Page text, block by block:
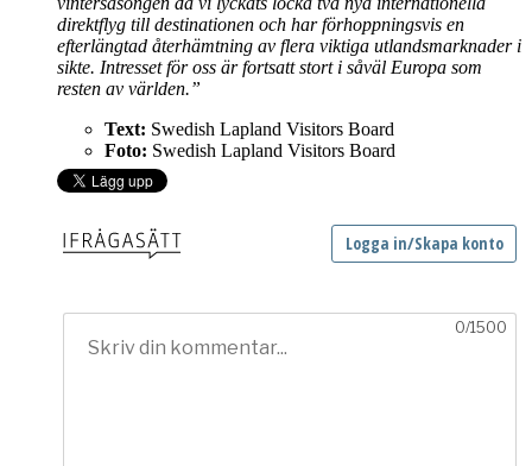
direktflyg till destinationen och har förhoppningsvis en
efterlängtad återhämtning av flera viktiga utlandsmarknader i
sikte. Intresset för oss är fortsatt stort i såväl Europa som
resten av världen.”
Text: Swedish Lapland Visitors Board
Foto: Swedish Lapland Visitors Board